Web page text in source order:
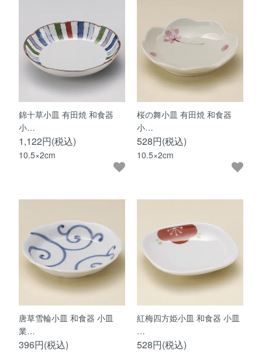
錦十草小皿 有田焼 和食器
小…
1,122円(税込)
10.5×2cm
桜の舞小皿 有田焼 和食器
小…
528円(税込)
10.5×2cm
唐草雪輪小皿 和食器 小皿
業…
396円(税込)
紅梅四方姫小皿 和食器 小皿
…
528円(税込)